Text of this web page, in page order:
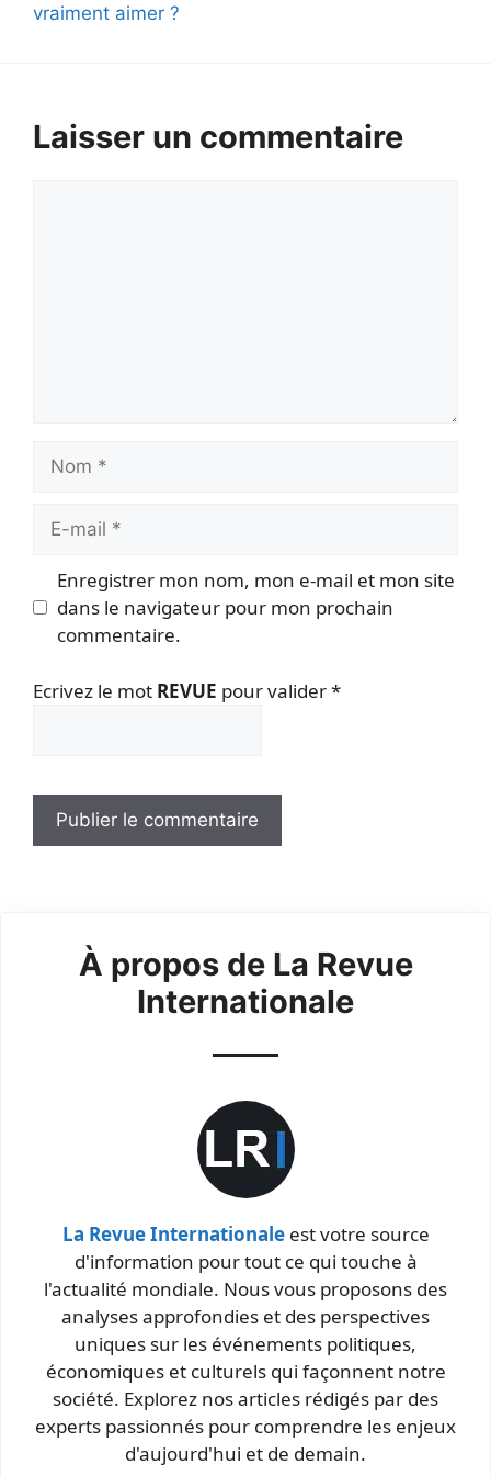
vraiment aimer ?
Laisser un commentaire
Nom
Enregistrer mon nom, mon e-mail et mon site
dans le navigateur pour mon prochain
commentaire.
Ecrivez le mot REVUE pour valider*
À propos de La Revue
Internationale
La Revue Internationaleest votre source
d'information pour tout ce qui touche à
l'actualité mondiale. Nous vous proposons des
analyses approfondies et des perspectives
uniques sur les événements politiques,
économiques et culturels qui façonnent notre
société. Explorez nos articles rédigés par des
experts passionnés pour comprendre les enjeux
d'aujourd'hui et de demain.